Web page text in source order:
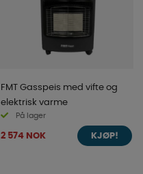
FMT Gasspeis med vifte og
elektrisk varme
På lager
2 574 NOK KJØP!